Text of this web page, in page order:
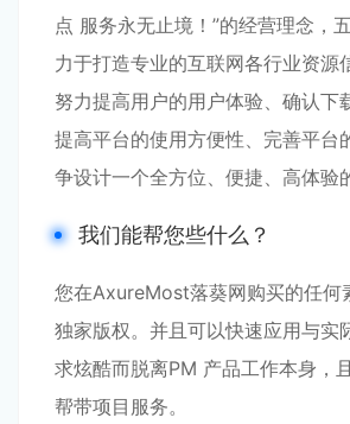
点 服务永无止境！”的经营理念，
力于打造专业的互联网各行业资源
努力提高用户的用户体验、确认下
提高平台的使用方便性、完善平台
争设计一个全方位、便捷、高体验
我们能帮您些什么？
您在AxureMost落葵网购买的任何
独家版权。并且可以快速应用与实
求炫酷而脱离PM 产品工作本身，
帮带项目服务。